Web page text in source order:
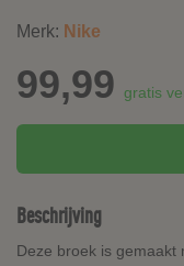
Merk: Nike
99,99 gratis
Beschrijving
Deze broek is gemaakt